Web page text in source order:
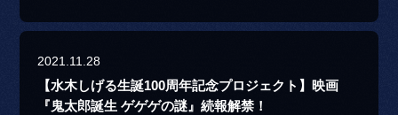
2021.11.28
【水木しげる生誕100周年記念プロジェクト】映画
『鬼太郎誕生 ゲゲゲの謎』続報解禁！